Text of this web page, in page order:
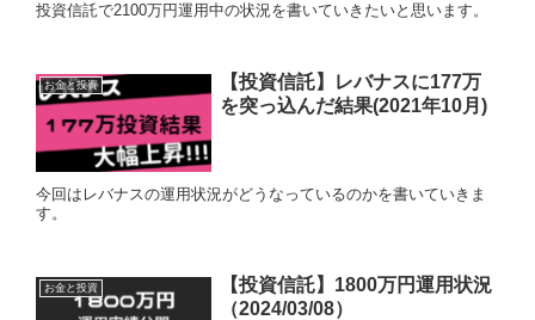
投資信託で2100万円運用中の状況を書いていきたいと思います。
お金と投資
【投資信託】レバナスに177万
を突っ込んだ結果(2021年10月)
今回はレバナスの運用状況がどうなっているのかを書いていきま
す。
お金と投資
【投資信託】1800万円運用状況
（2024/03/08）